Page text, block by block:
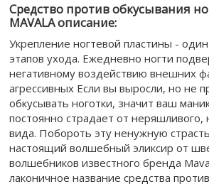
Средство против обкусывания
MAVALA описание:
Укрепление ногтевой пластины -
этапов ухода. Ежедневно ногти
негативному воздействию внешних
агрессивных Если вы выросли, но не
обкусывать ноготки, значит ваш
постоянно страдает от неряшливого,
вида. Побороть эту ненужную
настоящий волшебный эликсир от
волшебников известного бренда
лаконичное название средства